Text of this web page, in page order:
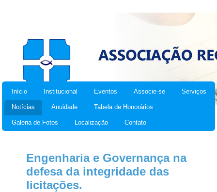
Início Institucional Eventos Associe-se Serviços
Notícias Anuidade Tabela de Honorários
Galeria de Fotos Localização Contato
Engenharia e Governança na
defesa da integridade das
licitações.